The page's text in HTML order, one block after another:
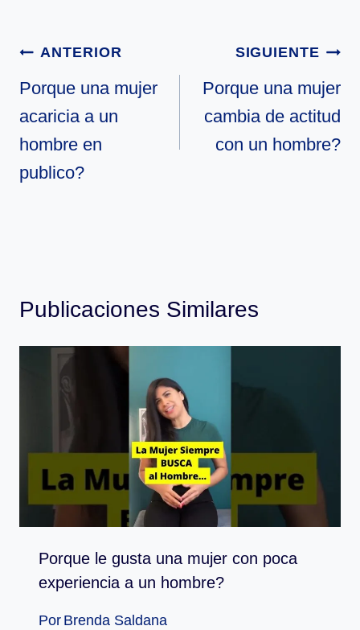
Navegación
de
entradas
ANTERIOR
Porque una mujer
acaricia a un
hombre en
publico?
SIGUIENTE
Porque una mujer
cambia de actitud
con un hombre?
Publicaciones Similares
Porque le gusta una mujer con poca
experiencia a un hombre?
Por Brenda Saldana